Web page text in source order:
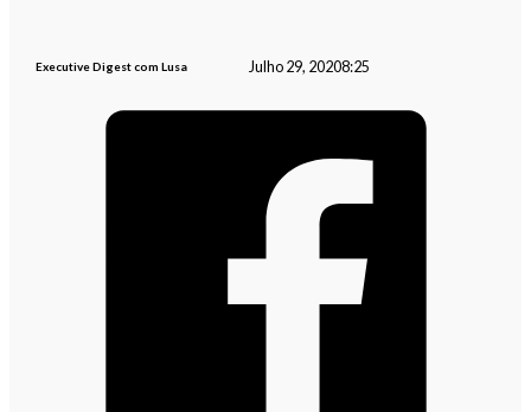
Executive Digest com Lusa Julho 29, 20208:25